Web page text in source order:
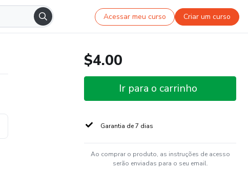
Acessar meu curso Criar um curso
$4.00
Ir para o carrinho
Garantia de 7 dias
Ao comprar o produto, as instruções de acesso
serão enviadas para o seu email.